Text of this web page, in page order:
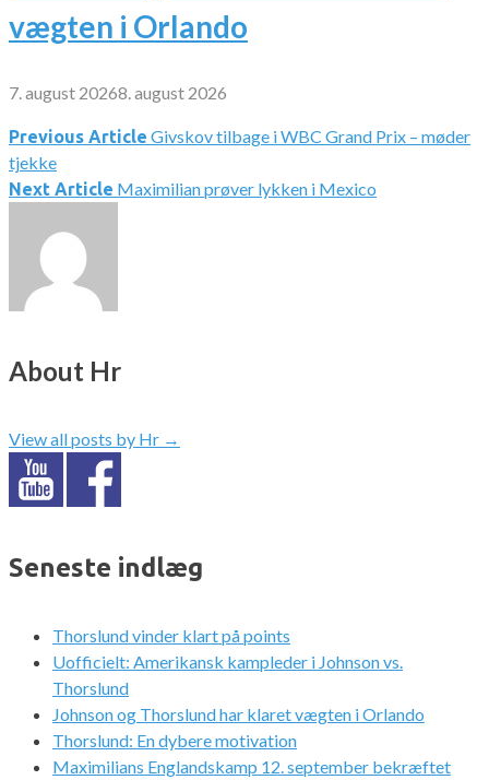
vægten i Orlando
7. august 20268. august 2026
Indlægsnavigation
Previous Article Givskov tilbage i WBC Grand Prix – møder
tjekke
Next Article Maximilian prøver lykken i Mexico
About Hr
View all posts by Hr →
Seneste indlæg
Thorslund vinder klart på points
Uofficielt: Amerikansk kampleder i Johnson vs.
Thorslund
Johnson og Thorslund har klaret vægten i Orlando
Thorslund: En dybere motivation
Maximilians Englandskamp 12. september bekræftet